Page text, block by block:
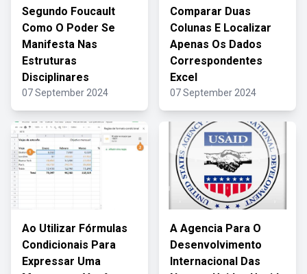
Segundo Foucault
Como O Poder Se
Manifesta Nas
Estruturas
Disciplinares
07 September 2024
Comparar Duas
Colunas E Localizar
Apenas Os Dados
Correspondentes
Excel
07 September 2024
Ao Utilizar Fórmulas
Condicionais Para
Expressar Uma
A Agencia Para O
Desenvolvimento
Internacional Das